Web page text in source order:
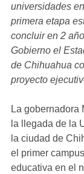
universidades
primera etapa
concluir en 2
Gobierno el
de Chihuahua
proyecto
La gobernadora
la llegada de la
la ciudad de
el primer
educativa en el